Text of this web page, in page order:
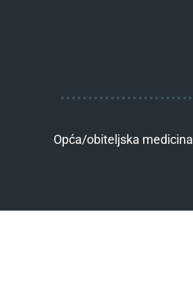
Opća/obiteljska medicina